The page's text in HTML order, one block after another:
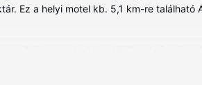
Ez a helyi motel kb. 5,1 km-re található
vezeték nélküli internet-